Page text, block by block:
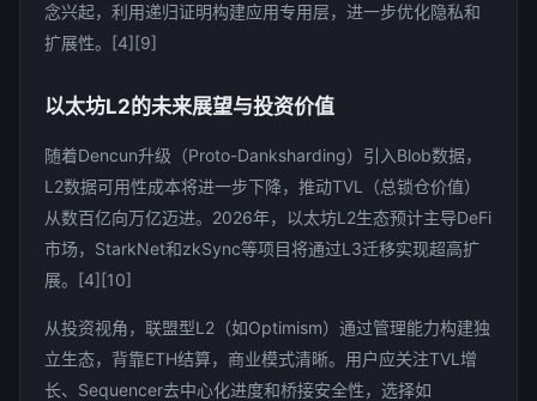
念兴起，利用递归证明构建应用专用层，进一步优化隐私和
扩展性。[4][9]
以太坊L2的未来展望与投资价值
随着Dencun升级（Proto-Danksharding）引入Blob数据，
L2数据可用性成本将进一步下降，推动TVL（总锁仓价值）
从数百亿向万亿迈进。2026年，以太坊L2生态预计主导DeFi
市场，StarkNet和zkSync等项目将通过L3迁移实现超高扩
展。[4][10]
从投资视角，联盟型L2（如Optimism）通过管理能力构建独
立生态，背靠ETH结算，商业模式清晰。用户应关注TVL增
长、Sequencer去中心化进度和桥接安全性，选择如